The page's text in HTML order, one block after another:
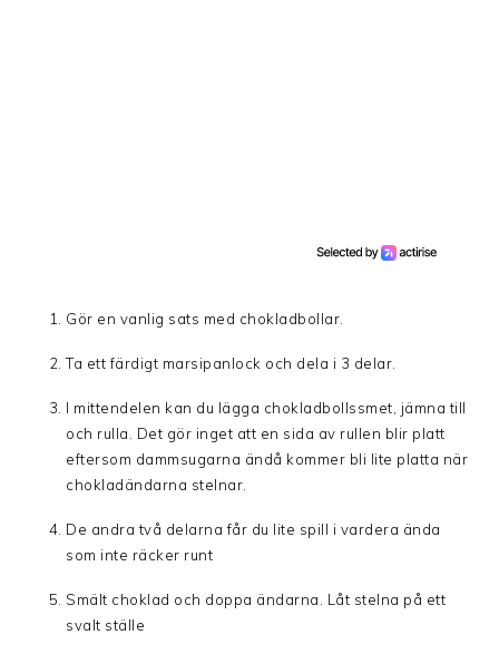
Gör en vanlig sats med chokladbollar.
Ta ett färdigt marsipanlock och dela i 3 delar.
I mittendelen kan du lägga chokladbollssmet, jämna till
och rulla. Det gör inget att en sida av rullen blir platt
eftersom dammsugarna ändå kommer bli lite platta när
chokladändarna stelnar.
De andra två delarna får du lite spill i vardera ända
som inte räcker runt
Smält choklad och doppa ändarna. Låt stelna på ett
svalt ställe